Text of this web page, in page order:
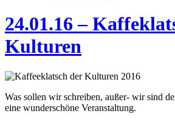
24.01.16 –
Kulturen
Was sollen wir schreiben, außer- wir sind
eine wunderschöne Veranstaltung.